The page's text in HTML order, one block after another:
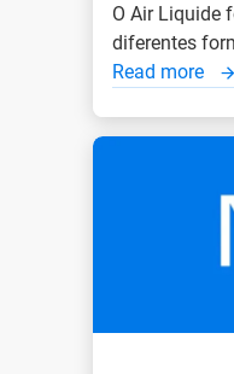
O Air Liquide
diferentes
Read more